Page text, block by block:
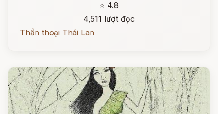
⭐ 4.8
4,511 lượt đọc
Thần thoại Thái Lan